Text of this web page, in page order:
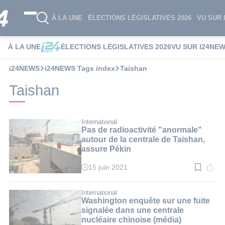
À LA UNE ÉLECTIONS LÉGISLATIVES 2026 VU SUR
À LA UNE ÉLECTIONS LÉGISLATIVES 2026VU SUR
i24NEWS i24NEWS Tags index Taishan
Taishan
International
Pas de radioactivité "anormale"
autour de la centrale de Taishan,
assure Pékin
Temps
:
2
min.
15 juin 2021
International
Washington enquête sur une fuite
signalée dans une centrale
nucléaire chinoise (média)